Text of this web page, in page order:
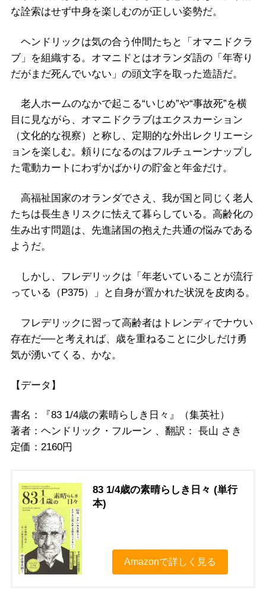
な詮索はせず中身を楽しむのが正しい姿勢だ。
ヘンドリックは気の合う仲間たちと「オマニドクラ
ブ」を組織する。オマニドとはオランダ語の「年寄り
だがまだ死んでいない」の頭文字を取った造語だ。
老人ホームのなかで起こる“いじめ”や“事故死”を横
目に見ながら、オマニドクラブはエクスカーション
（文化的な視察）と称し、定期的な外出レクリエーシ
ョンを楽しむ。頼りになるのはフルチューンナップし
た電動カートにわずかばかりの貯金と年金だけ。
高福祉国家のオランダでさえ、我が国と同じく老人
たちは長生きリスクに怯えて暮らしている。高齢化の
生み出す問題は、先進諸国の抱えた共通の悩みである
ようだ。
しかし、フレデリックは「年老いていることが流行
っている（P375）」と自身が置かれた状況を皮肉る。
フレデリックに習って高齢者はトレンディでナウい
存在だ──と考えれば、歳を重ねることに少しだけ勇
気が湧いてくる、かな。
【データ】
書名：『83 1/4歳の素晴らしき日々』（集英社）
著者：ヘンドリック・フルーン 、翻訳： 長山 さき
定価：2160円
83 1/4歳の素晴らしき日々 (単行
本)
Amazonで詳しく見る